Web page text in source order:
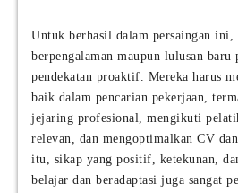
Untuk berhasil dalam persaingan ini,
berpengalaman maupun lulusan
pendekatan proaktif. Mereka harus
baik dalam pencarian pekerjaan,
jejaring profesional, mengikuti
relevan, dan mengoptimalkan CV
itu, sikap yang positif, ketekunan,
belajar dan beradaptasi juga sangat